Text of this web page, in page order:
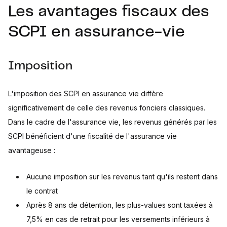
Les avantages fiscaux des
SCPI en assurance-vie
Imposition
L'imposition des SCPI en assurance vie diffère
significativement de celle des revenus fonciers classiques.
Dans le cadre de l'assurance vie, les revenus générés par les
SCPI bénéficient d'une fiscalité de l'assurance vie
avantageuse :
Aucune imposition sur les revenus tant qu'ils restent dans
le contrat
Après 8 ans de détention, les plus-values sont taxées à
7,5% en cas de retrait pour les versements inférieurs à